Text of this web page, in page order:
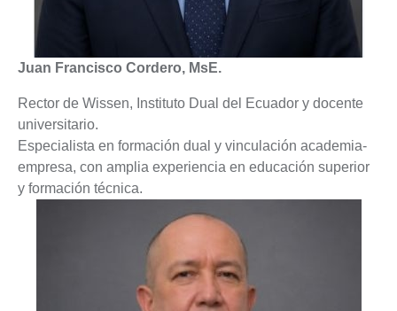
Juan Francisco Cordero, MsE.
Rector de Wissen, Instituto Dual del Ecuador y docente
universitario.
Especialista en formación dual y vinculación academia-
empresa, con amplia experiencia en educación superior
y formación técnica.